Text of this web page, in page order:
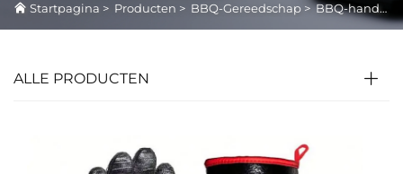
Startpagina > Producten > BBQ-Gereedschap >BBQ-handschoenen
ALLE PRODUCTEN